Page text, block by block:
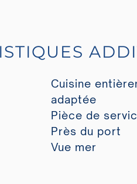
Cuisine
adaptée
Pièce de
Près du port
Vue mer